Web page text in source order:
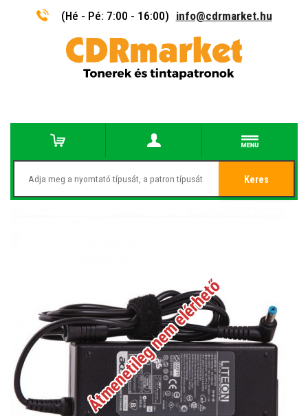
(Hé - Pé: 7:00 - 16:00) info@cdrmarket.hu
Keres
Átmenetileg nem elérhető